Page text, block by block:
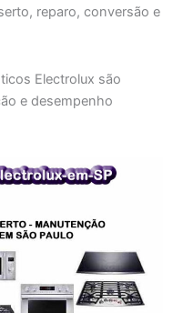
reparo, conversão e
Electrolux são
e desempenho